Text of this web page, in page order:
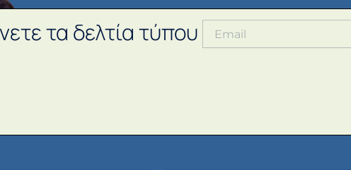
τα δελτία τύπου